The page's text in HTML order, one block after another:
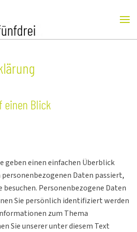
einen Blick
geben einen einfachen Überblick
Daten passiert,
besuchen. Personenbezogene Daten
Sie persönlich identifiziert werden
zum Thema
Sie unserer unter diesem Text